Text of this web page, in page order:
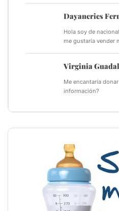
Dayaneries
Hola soy de
me gustaría vender
Virginia
Me encantaría
información?